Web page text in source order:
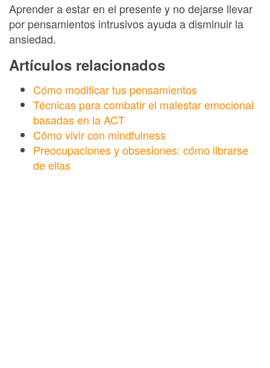
Aprender a estar en el presente y no dejarse llevar
por pensamientos intrusivos ayuda a disminuir la
ansiedad.
Artículos relacionados
Cómo modificar tus pensamientos
Técnicas para combatir el malestar emocional
basadas en la ACT
Cómo vivir con mindfulness
Preocupaciones y obsesiones: cómo librarse
de ellas